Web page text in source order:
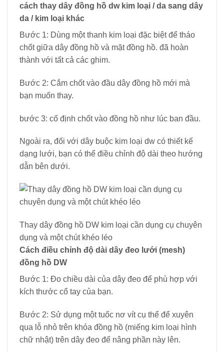
cách thay dây đồng hồ dw kim loại / da sang dây
da / kim loại khác
Bước 1: Dùng một thanh kim loại đặc biệt để tháo
chốt giữa dây đồng hồ và mặt đồng hồ. đã hoàn
thành với tất cả các ghim.
Bước 2: Cắm chốt vào đầu dây đồng hồ mới mà
bạn muốn thay.
bước 3: cố định chốt vào đồng hồ như lúc ban đầu.
Ngoài ra, đối với dây buộc kim loại dw có thiết kế
dạng lưới, bạn có thể điều chỉnh độ dài theo hướng
dẫn bên dưới.
Thay dây đồng hồ DW kim loại cần dụng cụ chuyên
dụng và một chút khéo léo
Cách điều chỉnh độ dài dây đeo lưới (mesh)
đồng hồ DW
Bước 1: Đo chiều dài của dây đeo để phù hợp với
kích thước cổ tay của bạn.
Bước 2: Sử dụng một tuốc nơ vít cụ thể để xuyên
qua lỗ nhỏ trên khóa đồng hồ (miếng kim loại hình
chữ nhật) trên dây đeo để nâng phần này lên.